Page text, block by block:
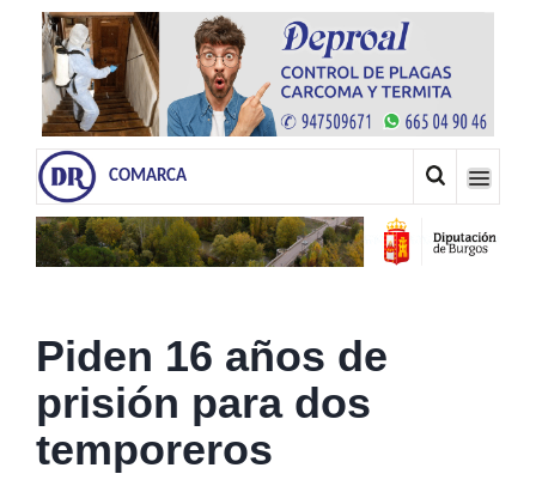
COMARCA
Piden 16 años de
prisión para dos
temporeros